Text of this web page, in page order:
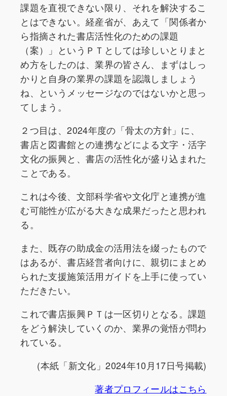
課題を直視できない限り、それを解決するこ
とはできない。経産省が、あえて「関係者か
ら指摘された書店活性化のための課題
（案）」というＰＴとしては珍しいとりまと
め方をしたのは、業界の皆さん、まずはしっ
かりと自身の業界の課題を認識しましょう
ね、というメッセージなのではないかと思っ
てしまう。
２つ目は、2024年度の「骨太の方針」に、
書店と図書館との連携などによる文字・活字
文化の振興と、書店の活性化が盛り込まれた
ことである。
これは今後、文部科学省や文化庁と連携が進
む可能性が広がる大きな成果だったと思われ
る。
また、既存の助成金の活用法を綴ったもので
はあるが、書店経営者向けに、親切にまとめ
られた支援施策活用ガイドを上手に使ってい
ただきたい。
これで書店振興ＰＴは一区切りとなる。課題
をどう解決していくのか、業界の覚悟が問わ
れている。
(本紙「新文化」2024年10月17日号掲載)
著者プロフィールはこちら